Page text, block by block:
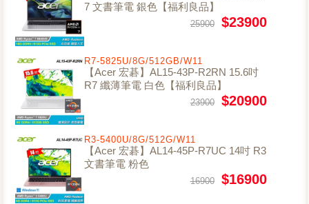
7 文書筆電 銀色【福利良品】
25900 $23900
R7-5825U/8G/512GB/W11
【Acer 宏碁】AL15-43P-R2RN 15.6吋
R7 纖薄筆電 白色【福利良品】
23900 $20900
R3-5400U/8G/512G/W11
【Acer 宏碁】AL14-45P-R7UC 14吋 R3
文書筆電 粉色
16900 $16900